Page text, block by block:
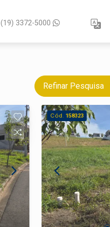
(19) 3372-5000
Refinar Pesquisa
Cód. 158323